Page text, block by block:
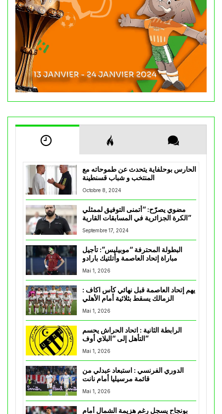
الحارس بوحلفاية يتحدث عن طموحاته مع
المنتخب و شباب قسنطينة
Octobre 8, 2024
مضوي يصرّح: “أتمنى التوفيق لممثلي
الكرة الجزائرية في المسابقات القارية”
Septembre 17, 2024
البطولة المحترفة “موبيليس”: تأجيل
مباراة إتحاد العاصمة وأتلتيك بارادو
Mai 1, 2026
يهم إتحاد العاصمة قبل نهائي كأس اكاف :
Mai 1, 2026
الرابطة الثانية : اتحاد الحراش يحسم
التأهل إلى “البلاي أوف”
Mai 1, 2026
الدوري الفرنسي : استبعاد عبدلي من
قائمة مرسيليا أمام نانت
Mai 1, 2026
بونجاح يسجل رغم هزيمة الشمال أمام